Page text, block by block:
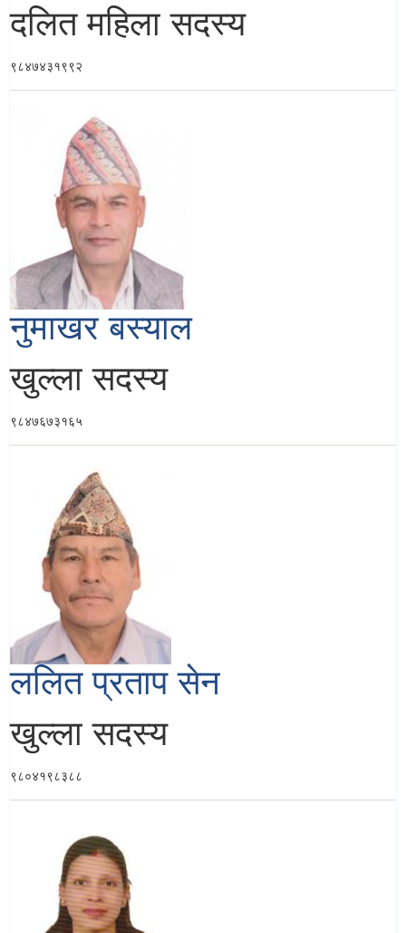
दलित महिला सदस्य
९८४७४३१९९२
नुमाखर बस्याल
खुल्ला सदस्य
९८४७६७३१६५
ललित प्रताप सेन
खुल्ला सदस्य
९८०४१९८३८८